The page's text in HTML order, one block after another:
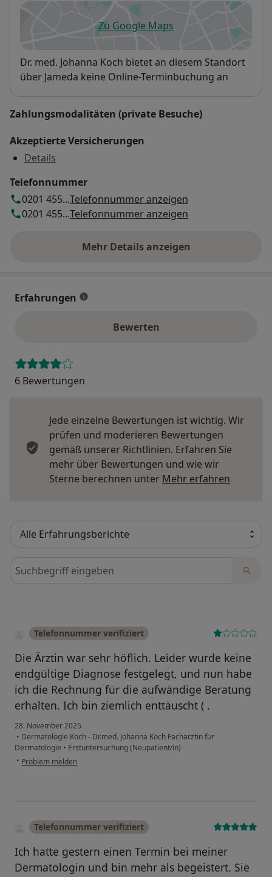
Zu Google Mapsöffnet in einer neuen
Verfügbarkeit
Dr. med. Johanna Koch bietet an diesem Standort
über Jameda keine Online-Terminbuchung an
Zahlungsmodalitäten (private Besuche)
Akzeptierte Versicherungen
Details
Telefonnummer
0201 455...Telefonnummer anzeigen
0201 455...Telefonnummer anzeigen
Mehr Details anzeigen
über die Adresse
Erfahrungen
Bewerten
6 Bewertungen
Jede einzelne Bewertungen ist wichtig. Wir
prüfen und moderieren Bewertungen
gemäß unserer Richtlinien. Erfahren Sie
mehr über Bewertungen und wie wir
Sterne berechnen unter Mehr erfahren
Bewertungen durchsuchen
Telefonnummer verifiziert
Die Ärztin war sehr höflich. Leider wurde keine
endgültige Diagnose festgelegt, und nun habe
ich die Rechnung für die aufwändige Beratung
erhalten. Ich bin ziemlich enttäuscht ( .
28. November 2025
• Dermatologie Koch - Dr.med. Johanna Koch Fachärztin für
Dermatologie • Erstuntersuchung (Neupatient/in)
• Problem melden
Telefonnummer verifiziert
Ich hatte gestern einen Termin bei meiner
Dermatologin und bin mehr als begeistert. Sie